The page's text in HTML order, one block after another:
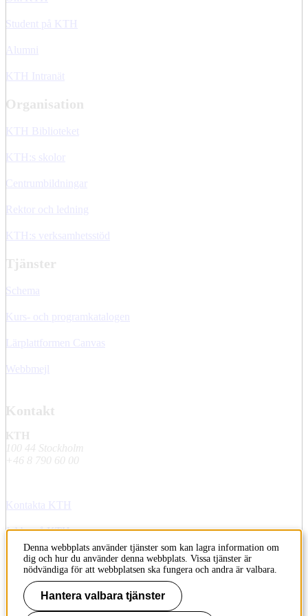
Student på KTH
Alumni
KTH Intranät
Organisation
KTH Biblioteket
KTH:s skolor
Centrumbildningar
Rektor och ledning
KTH:s verksamhetsstöd
Tjänster
Schema
Kurs- och programkatalogen
Lärplattformen Canvas
Webbmejl
Kontakt
KTH
100 44 Stockholm
+46 8 790 60 00
Kontakta KTH
Jobba på KTH
Press och media
Faktura och betalning KTH
Om KTH:s webbplatser
Denna webbplats använder tjänster som kan lagra information om
dig och hur du använder denna webbplats. Vissa tjänster är
nödvändiga för att webbplatsen ska fungera och andra är valbara.
Hantera valbara tjänster